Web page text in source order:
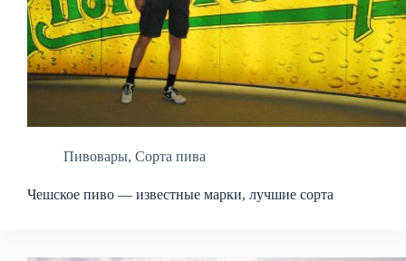
Пивовары, Сорта пива
Чешское пиво — известные марки, лучшие сорта